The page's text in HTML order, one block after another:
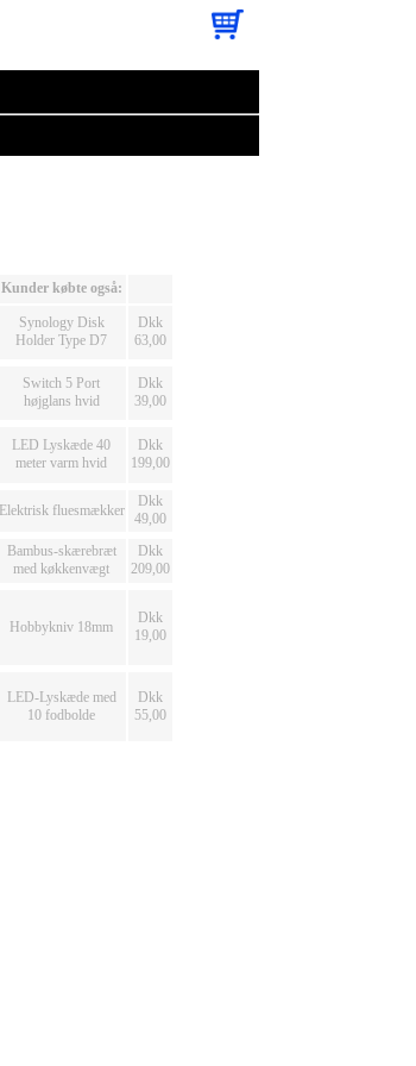
Kunder købte også:
Synology Disk
Holder Type D7
Dkk
63,00
Switch 5 Port
højglans hvid
Dkk
39,00
LED Lyskæde 40
meter varm hvid
Dkk
199,00
Elektrisk fluesmækker
Dkk
49,00
Bambus-skærebræt
med køkkenvægt
Dkk
209,00
Hobbykniv 18mm
Dkk
19,00
LED-Lyskæde med
10 fodbolde
Dkk
55,00